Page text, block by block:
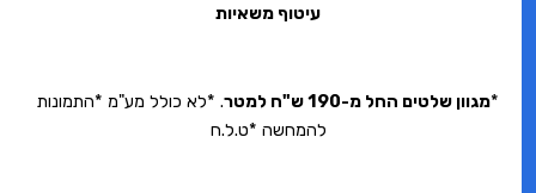
עיטוף משאיות
מגוון שלטים החל מ-190 ש"ח למטר
. *לא כולל מע"מ *התמונות
להמחשה *ט.ל.ח